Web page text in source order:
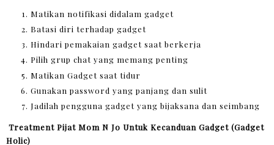
Matikan notifikasi didalam gadget
Batasi diri terhadap gadget
Hindari pemakaian gadget saat berkerja
Pilih grup chat yang memang penting
Matikan Gadget saat tidur
Gunakan password yang panjang dan sulit
Jadilah pengguna gadget yang bijaksana dan seimbang
Treatment Pijat Mom N Jo Untuk Kecanduan Gadget (Gadget
Holic)